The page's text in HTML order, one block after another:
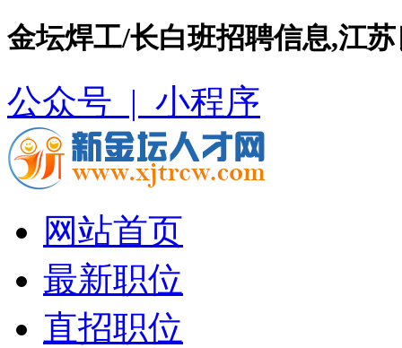
金坛焊工/长白班招聘信息,江
公众号 | 小程序
网站首页
最新职位
直招职位